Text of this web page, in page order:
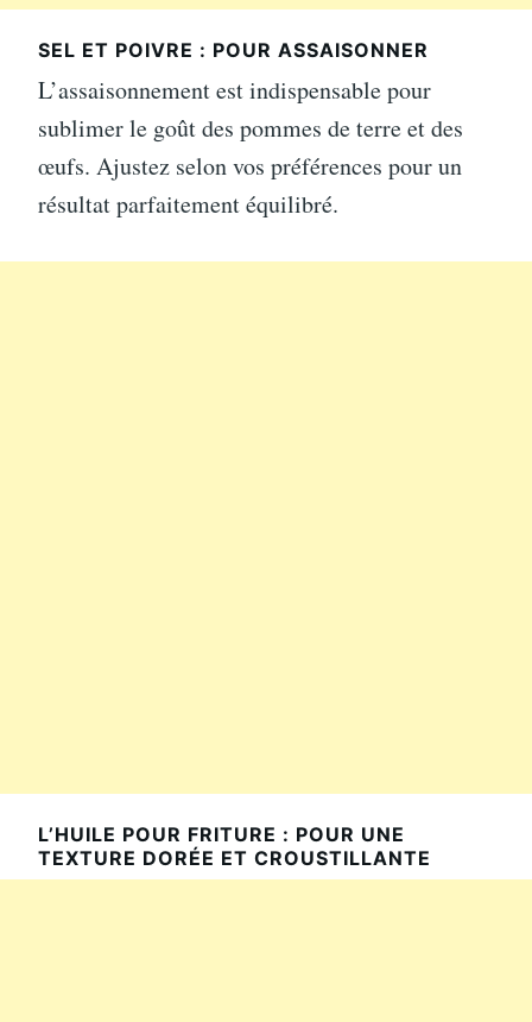
SEL ET POIVRE : POUR ASSAISONNER
L’assaisonnement est indispensable pour
sublimer le goût des pommes de terre et des
œufs. Ajustez selon vos préférences pour un
résultat parfaitement équilibré.
L’HUILE POUR FRITURE : POUR UNE
TEXTURE DORÉE ET CROUSTILLANTE